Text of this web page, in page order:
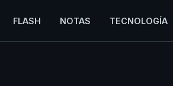
FLASH NOTAS TECNOLOGÍA